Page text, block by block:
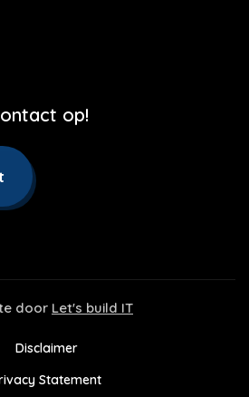
op!
door Let's build IT
Disclaimer
Statement